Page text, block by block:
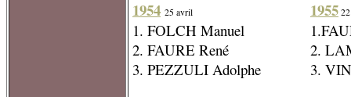
1954 25 avril
1. FOLCH Manuel
2. FAURE René
3. PEZZULI Adolphe
1955
2.
3.